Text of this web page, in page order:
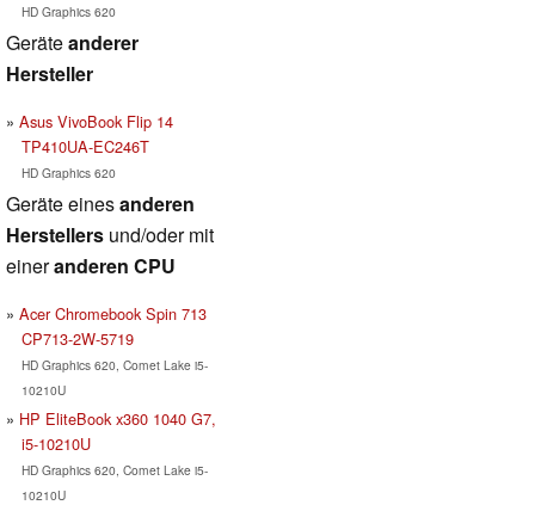
HD Graphics 620
Geräteanderer
Hersteller
Asus VivoBook Flip 14
TP410UA-EC246T
HD Graphics 620
Geräte einesanderen
Herstellers und/oder mit
eineranderen CPU
Acer Chromebook Spin 713
CP713-2W-5719
HD Graphics 620, Comet Lake i5-
10210U
HP EliteBook x360 1040 G7,
i5-10210U
HD Graphics 620, Comet Lake i5-
10210U